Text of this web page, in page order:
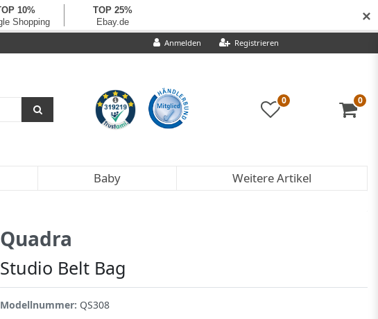
Anmelden Registrieren
0 0
Baby Weitere Artikel
Quadra
Studio Belt Bag
Modellnummer: QS308
✕